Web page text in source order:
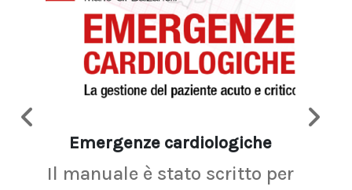
Emergenze cardiologiche
Il manuale è stato scritto per